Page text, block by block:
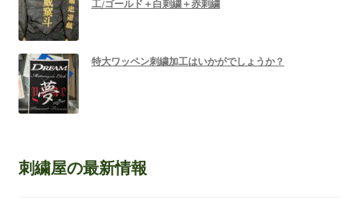
工/ゴールド＋白刺繍＋赤刺繍
特大ワッペン刺繍加工はいかがでしょうか？
刺繍屋の最新情報